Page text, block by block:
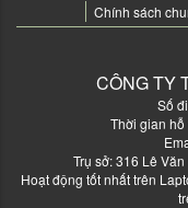
Chính sách
CÔNG TY
Số
Thời gian hỗ
Trụ sở: 316 Lê
Hoạt động tốt nhất trên